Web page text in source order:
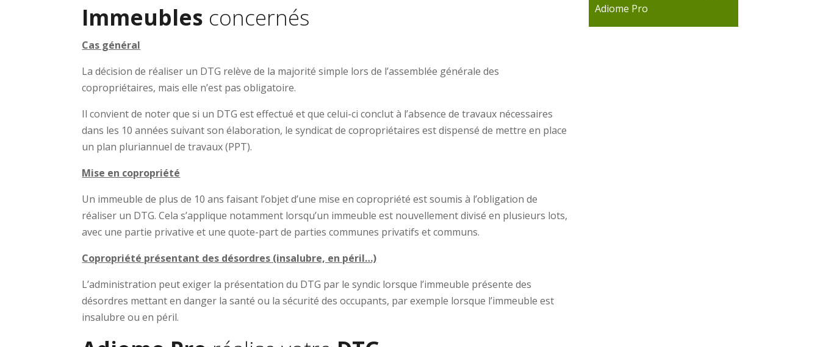
Immeubles concernés
Cas général
La décision de réaliser un DTG relève de la majorité simple lors de l’assemblée générale des
copropriétaires, mais elle n’est pas obligatoire.
Il convient de noter que si un DTG est effectué et que celui-ci conclut à l’absence de travaux nécessaires
dans les 10 années suivant son élaboration, le syndicat de copropriétaires est dispensé de mettre en place
un plan pluriannuel de travaux (PPT).
Mise en copropriété
Un immeuble de plus de 10 ans faisant l’objet d’une mise en copropriété est soumis à l’obligation de
réaliser un DTG. Cela s’applique notamment lorsqu’un immeuble est nouvellement divisé en plusieurs lots,
avec une partie privative et une quote-part de parties communes privatifs et communs.
Copropriété présentant des désordres (insalubre, en péril…)
L’administration peut exiger la présentation du DTG par le syndic lorsque l’immeuble présente des
désordres mettant en danger la santé ou la sécurité des occupants, par exemple lorsque l’immeuble est
insalubre ou en péril.
Adiome Pro